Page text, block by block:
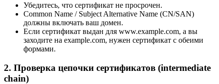
Убедитесь, что сертификат не просрочен.
Common Name / Subject Alternative Name (CN/SAN)
должны включать ваш домен.
Если сертификат выдан для www.example.com, а вы
заходите на example.com, нужен сертификат с обеими
формами.
2. Проверка цепочки сертификатов (intermediate
chain)